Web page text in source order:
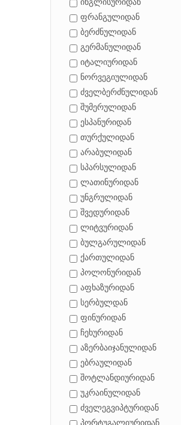
ინგლისურიდან
ფრანგულიდან
ბერძნულიდან
გერმანულიდან
იტალიურიდან
ნორვეგიულიდან
ძველბერძნულიდან
შუმერულიდან
ესპანურიდან
თურქულიდან
არაბულიდან
სპარსულიდან
ლათინურიდან
უნგრულიდან
შვედურიდან
ლიტვურიდან
ბულგარულიდან
ქართულიდან
პოლონურიდან
აფხაზურიდან
სერბულდან
ფინურიდან
ჩეხურიდან
აზერბაიჯანულიდან
ებრაულიდან
შოტლანდიურიდან
უკრაინულიდან
ძველეგვიპტურიდან